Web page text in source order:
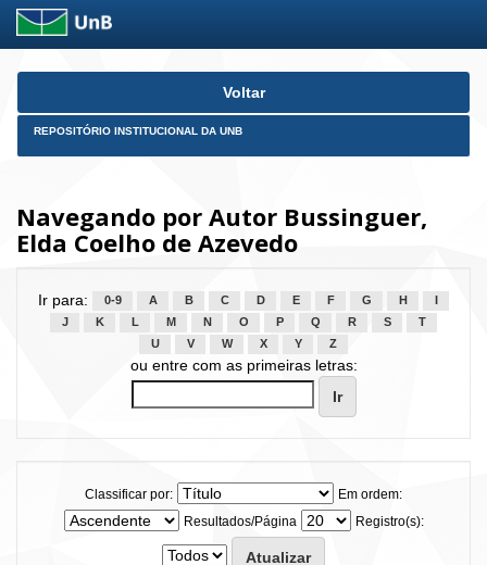
Skip
Voltar
REPOSITÓRIO INSTITUCIONAL DA UNB
Navegando por Autor Bussinguer,
Elda Coelho de Azevedo
Ir para: 0-9 A B C D E F G H
J
K L M N O P Q R S
T
U
V W X Y Z
ou entre com as primeiras letras:
Classificar por:
Em ordem:
Resultados/Página
Registro(s):